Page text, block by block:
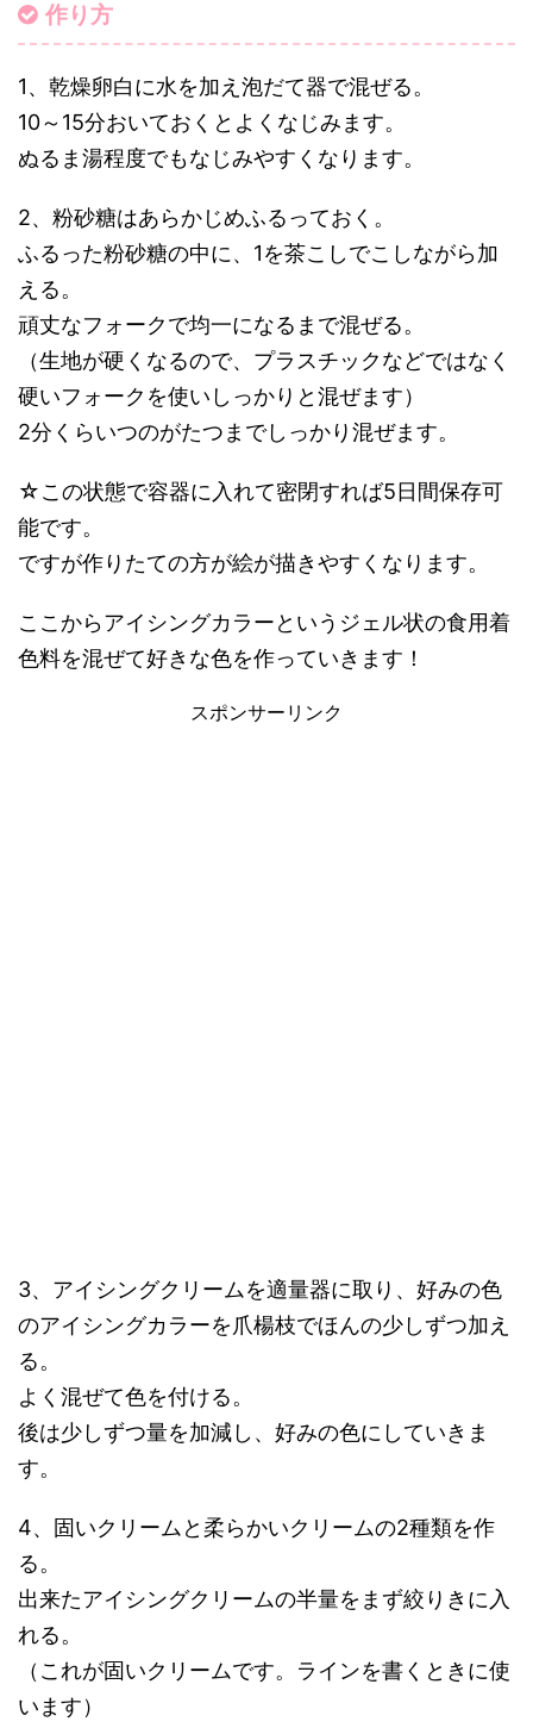
作り方
1、乾燥卵白に水を加え泡だて器で混ぜる。
10～15分おいておくとよくなじみます。
ぬるま湯程度でもなじみやすくなります。
2、粉砂糖はあらかじめふるっておく。
ふるった粉砂糖の中に、1を茶こしでこしながら加
える。
頑丈なフォークで均一になるまで混ぜる。
（生地が硬くなるので、プラスチックなどではなく
硬いフォークを使いしっかりと混ぜます）
2分くらいつのがたつまでしっかり混ぜます。
☆この状態で容器に入れて密閉すれば5日間保存可
能です。
ですが作りたての方が絵が描きやすくなります。
ここからアイシングカラーというジェル状の食用着
色料を混ぜて好きな色を作っていきます！
スポンサーリンク
3、アイシングクリームを適量器に取り、好みの色
のアイシングカラーを爪楊枝でほんの少しずつ加え
る。
よく混ぜて色を付ける。
後は少しずつ量を加減し、好みの色にしていきま
す。
4、固いクリームと柔らかいクリームの2種類を作
る。
出来たアイシングクリームの半量をまず絞りきに入
れる。
（これが固いクリームです。ラインを書くときに使
います）